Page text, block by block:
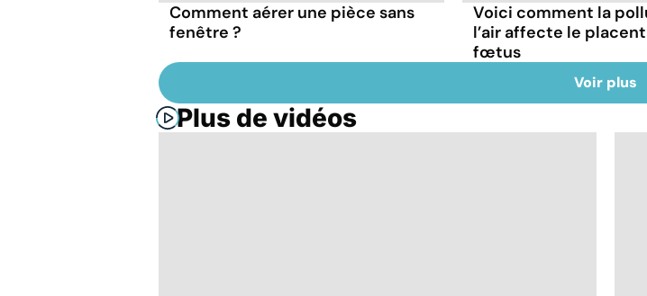
Comment aérer une pièce sans
fenêtre ?
Voici comment la
l’air affecte le
fœtus
Voir plus
Plus de vidéos